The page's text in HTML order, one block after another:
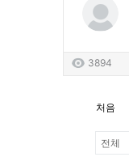
3894
처음